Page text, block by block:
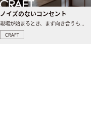
ノイズのないコンセント
現場が始まるとき、まず向き合うものの一つがコンセントです..
CRAFT